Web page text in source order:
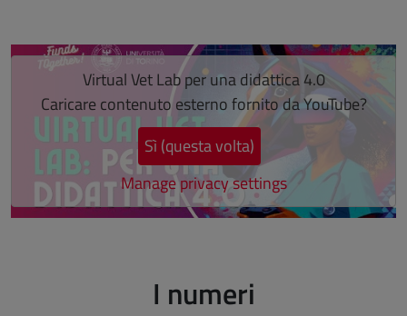
Salta lo slider
Virtual Vet Lab per una didattica 4.0
Caricare contenuto esterno fornito daYouTube?
Sì (questa volta)
Manage privacy settings
I numeri